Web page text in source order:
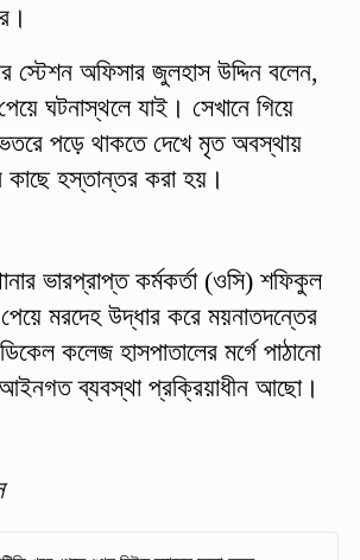
স্টেশন অফিসার জুলহাস উদ্দিন বলেন,
ঘটনাস্থলে যাই। সেখানে গিয়ে
পড়ে থাকতে দেখে মৃত অবস্থায়
কাছে হস্তান্তর করা হয়।
ভারপ্রাপ্ত কর্মকর্তা (ওসি) শফিকুল
মরদেহ উদ্ধার করে ময়নাতদন্তের
কলেজ হাসপাতালের মর্গে পাঠানো
ব্যবস্থা প্রক্রিয়াধীন আছো।